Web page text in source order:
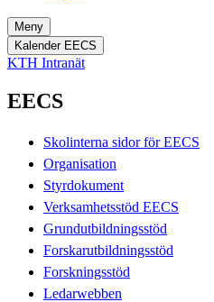
Meny
Kalender EECS
KTH Intranät
EECS
Skolinterna sidor för EECS
Organisation
Styrdokument
Verksamhetsstöd EECS
Grundutbildningsstöd
Forskarutbildningsstöd
Forskningsstöd
Ledarwebben